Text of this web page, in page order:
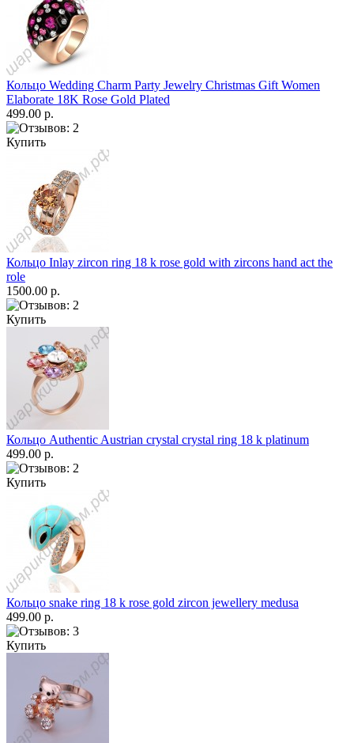
Кольцо Wedding Charm Party Jewelry Christmas Gift Women
Elaborate 18K Rose Gold Plated
499.00 р.
Купить
Кольцо Inlay zircon ring 18 k rose gold with zircons hand act the
role
1500.00 р.
Купить
Кольцо Authentic Austrian crystal crystal ring 18 k platinum
499.00 р.
Купить
Кольцо snake ring 18 k rose gold zircon jewellery medusa
499.00 р.
Купить